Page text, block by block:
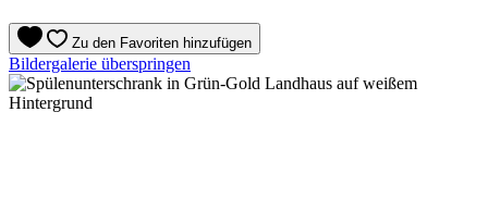
Zu den Favoriten hinzufügen
Bildergalerie überspringen